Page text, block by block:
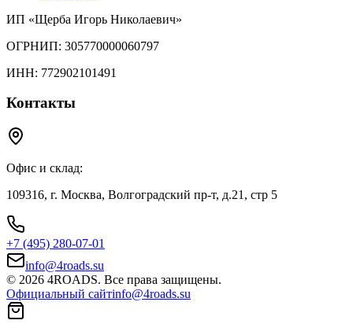
ИП «Щерба Игорь Николаевич»
ОГРНИП: 305770000060797
ИНН: 772902101491
Контакты
Офис и склад:
109316, г. Москва, Волгоградский пр-т, д.21, стр 5
+7 (495) 280-07-01
info@4roads.su
© 2026 4ROADS. Все права защищены.
Официальный сайтinfo@4roads.su